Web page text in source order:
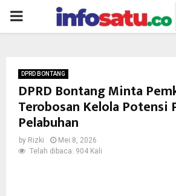
PRIMARY
DPRD BONTANG
DPRD Bontang Minta
Terobosan Kelola Potensi
Pelabuhan
by Rizki
Mei 8, 2026
Telah dibaca: 904 Kali